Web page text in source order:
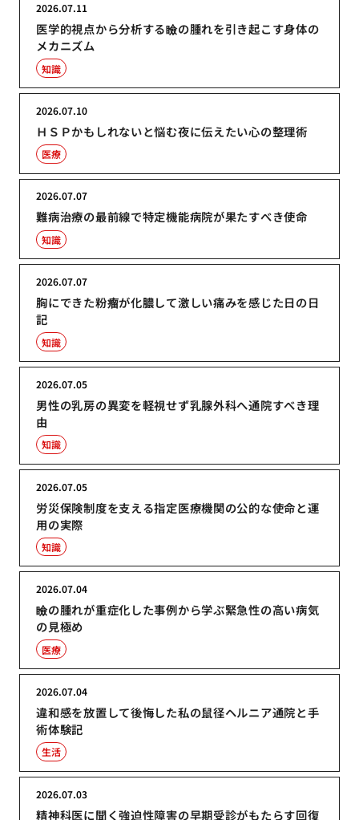
医学的視点から分析する瞼の腫れを引き起こす身体の
メカニズム
2026.07.11
知識
ＨＳＰかもしれないと悩む夜に伝えたい心の整理術
2026.07.10
医療
難病治療の最前線で特定機能病院が果たすべき使命
2026.07.07
知識
胸にできた粉瘤が化膿して激しい痛みを感じた日の日
記
2026.07.07
知識
男性の乳房の異変を軽視せず乳腺外科へ通院すべき理
由
2026.07.05
知識
労災保険制度を支える指定医療機関の公的な使命と運
用の実際
2026.07.05
知識
瞼の腫れが重症化した事例から学ぶ緊急性の高い病気
の見極め
2026.07.04
医療
違和感を放置して後悔した私の鼠径ヘルニア通院と手
術体験記
2026.07.04
生活
精神科医に聞く強迫性障害の早期受診がもたらす回復
2026.07.03